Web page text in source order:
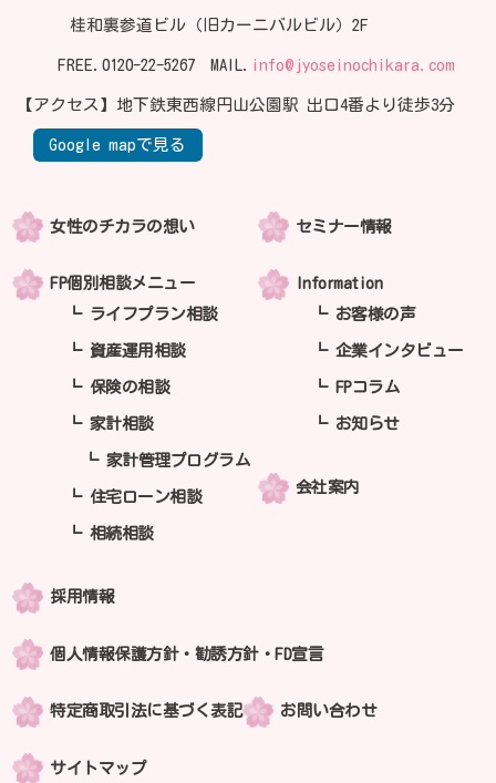
桂和裏参道ビル（旧カーニバルビル）2F
FREE. 0120-22-5267 MAIL. info@jyoseinochikara.com
【アクセス】地下鉄東西線円山公園駅 出口4番より徒歩3分
Google mapで見る
女性のチカラの想い
FP個別相談メニュー
ライフプラン相談
資産運用相談
保険の相談
家計相談
家計管理プログラム
住宅ローン相談
相続相談
セミナー情報
Information
お客様の声
企業インタビュー
FPコラム
お知らせ
会社案内
採用情報
個人情報保護方針・勧誘方針・FD宣言
特定商取引法に基づく表記 お問い合わせ
サイトマップ